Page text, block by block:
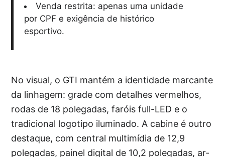
Venda restrita: apenas uma unidade
por CPF e exigência de histórico
esportivo.
No visual, o GTI mantém a identidade marcante
da linhagem: grade com detalhes vermelhos,
rodas de 18 polegadas, faróis full-LED e o
tradicional logotipo iluminado. A cabine é outro
destaque, com central multimídia de 12,9
polegadas, painel digital de 10,2 polegadas, ar-